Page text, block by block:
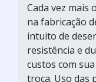
Cada vez mais
na fabricação
intuito de
resistência e
custos com
troca. Uso das